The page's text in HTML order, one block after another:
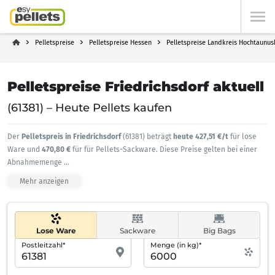
Pelletspreise Pelletspreise Hessen Pelletspreise Landkreis
Pelletspreise Friedrichsdorf aktuell
(61381) – Heute Pellets kaufen
Der Pelletspreis in Friedrichsdorf(61381) beträgt heute 427,51 €/t für lose
Ware und 470,80 € für für Pellets-Sackware. Diese Preise gelten bei einer
Abnahmemenge ...
Mehr anzeigen
Lose Ware Sackware Big Bags
Postleitzahl* Menge (in kg)*